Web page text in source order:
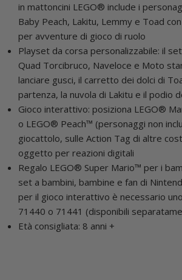
in mattoncini LEGO® include i
Baby Peach, Lakitu, Lemmy e Toad
per avventure di gioco di ruolo
Playset da corsa personalizzabile: il
Quad Torcibruco, Naveloce e Moto
lanciare gusci, il carretto dei dolci di
partenza, la nuvola di Lakitu e il podio
Gioco interattivo: posiziona LEGO®
o LEGO® Peach™ (personaggi non
giocattolo, sulle Action Tag di altre
oggetto per reazioni digitali
Regalo LEGO® Super Mario™ per i
set a bambini, bambine e fan di
per il gioco interattivo è necessario
71440 o 71441 (disponibili
Età consigliata: 8 anni +